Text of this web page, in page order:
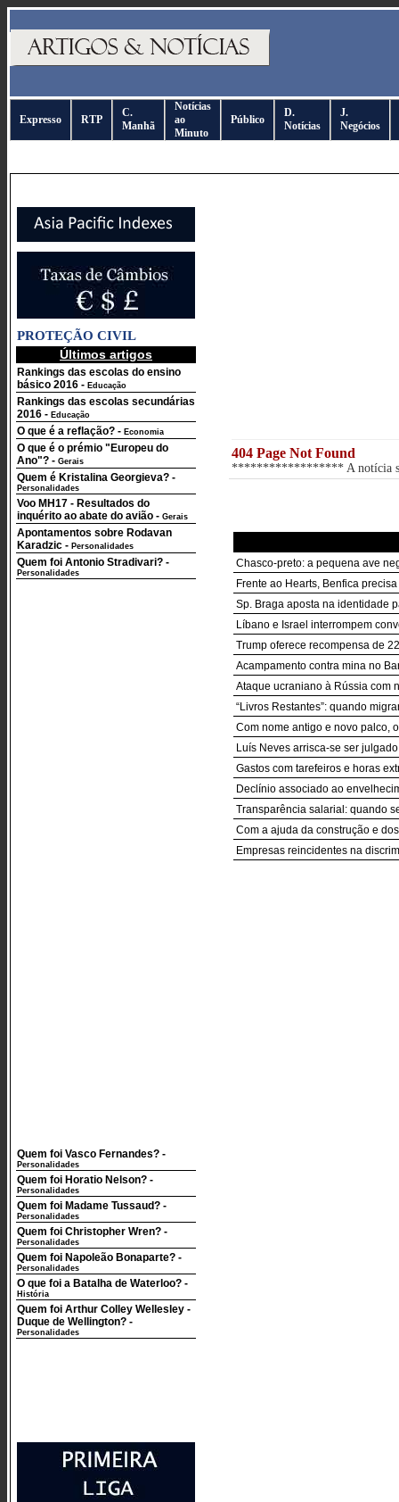
Expresso RTP
C.
Manhã
Notícias
ao
Minuto
Público
D.
Notícias
J.
Negócios
PROTEÇÃO CIVIL
Últimos artigos
Rankings das escolas do ensino
básico 2016 - Educação
Rankings das escolas secundárias
2016 - Educação
O que é a reflação? - Economia
O que é o prémio "Europeu do
Ano"? - Gerais
Quem é Kristalina Georgieva? -
Personalidades
Voo MH17 - Resultados do
inquérito ao abate do avião - Gerais
Apontamentos sobre Rodavan
Karadzic - Personalidades
Quem foi Antonio Stradivari? -
Personalidades
Quem foi Vasco Fernandes? -
Personalidades
Quem foi Horatio Nelson? -
Personalidades
Quem foi Madame Tussaud? -
Personalidades
Quem foi Christopher Wren? -
Personalidades
Quem foi Napoleão Bonaparte? -
Personalidades
O que foi a Batalha de Waterloo? -
História
Quem foi Arthur Colley Wellesley -
Duque de Wellington? -
Personalidades
404 Page Not Found
****************** A notícia
Chasco-preto: a pequena ave
Frente ao Hearts, Benfica
Sp. Braga aposta na identidade
Líbano e Israel interrompem
Trump oferece recompensa de
Acampamento contra mina no
Ataque ucraniano à Rússia com
“Livros Restantes”: quando
Com nome antigo e novo palco,
Luís Neves arrisca-se ser
Gastos com tarefeiros e horas
Declínio associado ao
Transparência salarial: quando
Com a ajuda da construção e
Empresas reincidentes na